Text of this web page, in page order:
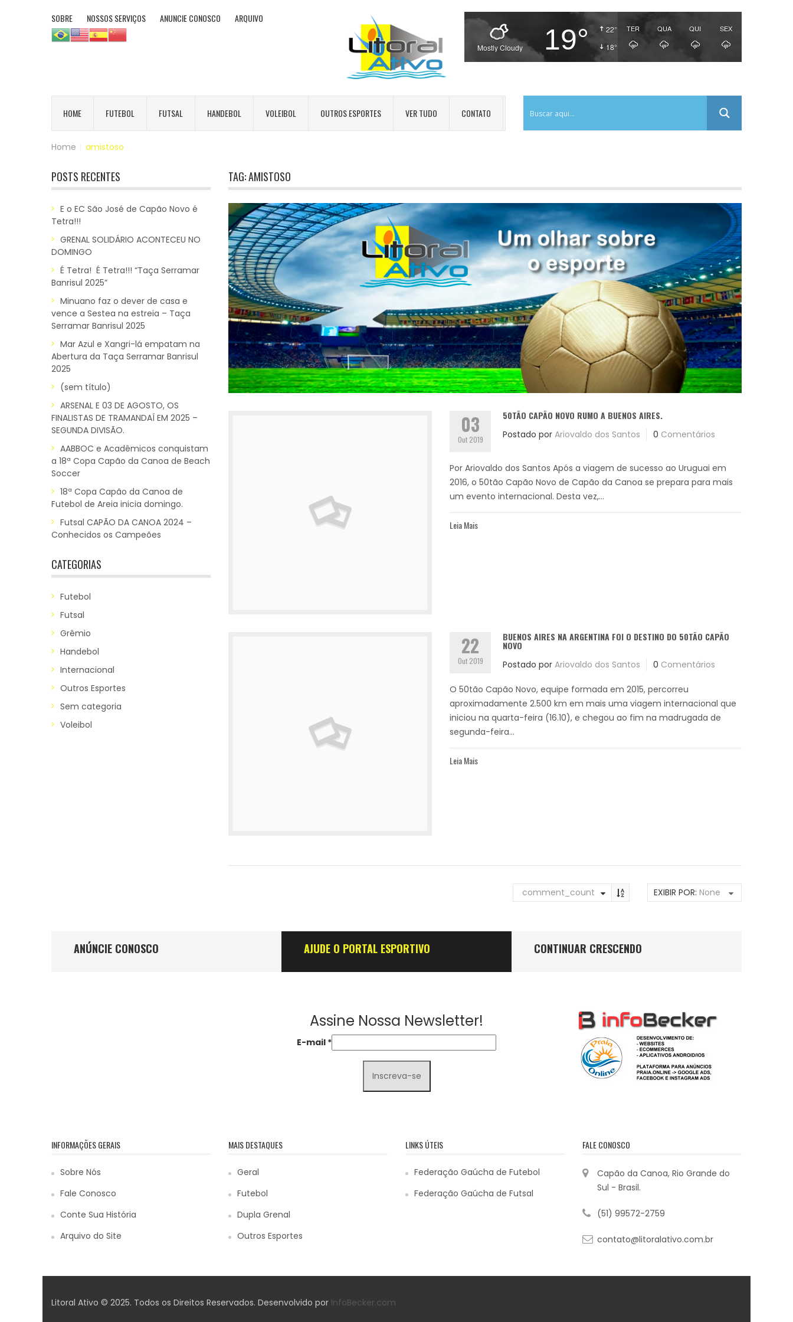
SOBRE NOSSOS SERVIÇOS ANUNCIE CONOSCO ARQUIVO
22°
18°
Mostly Cloudy 19° TER QUA QUI SEX
HOME FUTEBOL FUTSAL HANDEBOL VOLEIBOL OUTROS ESPORTES VER TUDO CONTATO
Home amistoso
POSTS RECENTES
E o EC São José de Capão Novo é
Tetra!!!
GRENAL SOLIDÁRIO ACONTECEU NO
DOMINGO
É Tetra! É Tetra!!! “Taça Serramar
Banrisul 2025”
Minuano faz o dever de casa e
vence a Sestea na estreia – Taça
Serramar Banrisul 2025
Mar Azul e Xangri-lá empatam na
Abertura da Taça Serramar Banrisul
2025
(sem título)
ARSENAL E 03 DE AGOSTO, OS
FINALISTAS DE TRAMANDAÍ EM 2025 –
SEGUNDA DIVISÃO.
AABBOC e Acadêmicos conquistam
a 18ª Copa Capão da Canoa de Beach
Soccer
18ª Copa Capão da Canoa de
Futebol de Areia inicia domingo.
Futsal CAPÃO DA CANOA 2024 –
Conhecidos os Campeões
CATEGORIAS
Futebol
Futsal
Grêmio
Handebol
Internacional
Outros Esportes
Sem categoria
Voleibol
TAG:AMISTOSO
03
Out 2019
50TÃO CAPÃO NOVO RUMO A BUENOS AIRES.
Postado por Ariovaldo dos Santos 0 Comentários
Por Ariovaldo dos Santos Após a viagem de sucesso ao Uruguai em
2016, o 50tão Capão Novo de Capão da Canoa se prepara para mais
um evento internacional. Desta vez,...
Leia Mais
22
Out 2019
BUENOS AIRES NA ARGENTINA FOI O DESTINO DO 50TÃO CAPÃO
NOVO
Postado por Ariovaldo dos Santos 0 Comentários
O 50tão Capão Novo, equipe formada em 2015, percorreu
aproximadamente 2.500 km em mais uma viagem internacional que
iniciou na quarta-feira (16.10), e chegou ao fim na madrugada de
segunda-feira...
Leia Mais
comment_count EXIBIR POR: None
ANÚNCIE CONOSCO AJUDE O PORTAL ESPORTIVO CONTINUAR CRESCENDO
Assine Nossa Newsletter!
E-mail *
INFORMAÇÕES GERAIS
Sobre Nós
Fale Conosco
Conte Sua História
Arquivo do Site
MAIS DESTAQUES
Geral
Futebol
Dupla Grenal
Outros Esportes
LINKS ÚTEIS
Federação Gaúcha de Futebol
Federação Gaúcha de Futsal
FALE CONOSCO
Capão da Canoa, Rio Grande do
Sul - Brasil.
(51) 99572-2759
contato@litoralativo.com.br
Litoral Ativo © 2025. Todos os Direitos Reservados. Desenvolvido por InfoBecker.com